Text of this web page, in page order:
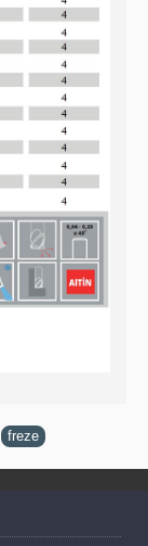
freze